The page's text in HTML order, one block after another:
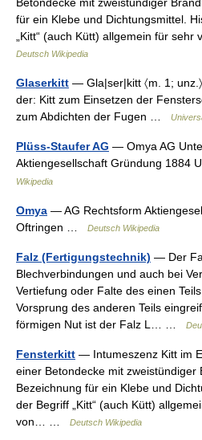
für ein Klebe und Dichtungsmittel.
„Kitt“ (auch Kütt) allgemein für
Deutsch Wikipedia
Glaserkitt — Gla|ser|kitt 〈m. 1;
der: Kitt zum Einsetzen der
zum Abdichten der Fugen …
Plüss-Staufer AG — Omya AG
Aktiengesellschaft Gründung 1884
Wikipedia
Omya — AG Rechtsform
Oftringen …
Deutsch Wikipedia
Falz (Fertigungstechnik) — Der
Blechverbindungen und auch bei
Vertiefung oder Falte des einen
Vorsprung des anderen Teils
förmigen Nut ist der Falz L… …
Fensterkitt — Intumeszenz Kitt im
einer Betondecke mit zweistündiger
Bezeichnung für ein Klebe und
der Begriff „Kitt“ (auch Kütt)
von… …
Deutsch Wikipedia